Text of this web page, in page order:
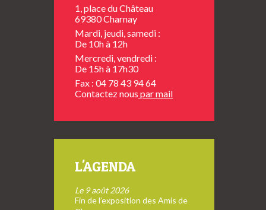
1, place du Château
69380 Charnay
Mardi, jeudi, samedi :
De 10h à 12h
Mercredi, vendredi :
De 15h à 17h30
Fax : 04 78 43 94 64
Contactez nous par mail
L'AGENDA
Le 9 août 2026
Fin de l’exposition des Amis de